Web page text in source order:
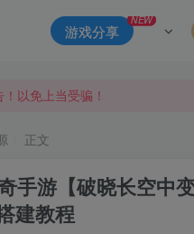
游戏分享
NEW
，详情点击此条公告。
来源于网络，仅供大家学习与
正文
手游【破晓长空中
建教程